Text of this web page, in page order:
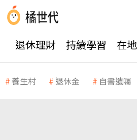
退休理財 持續學習 在
養生村 退休金 自書遺囑